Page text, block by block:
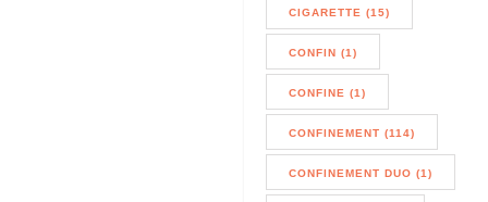
CIGARETTE (15)
CONFIN (1)
CONFINE (1)
CONFINEMENT (114)
CONFINEMENT DUO (1)